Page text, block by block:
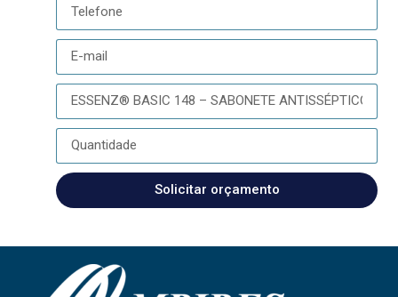
Solicitar orçamento